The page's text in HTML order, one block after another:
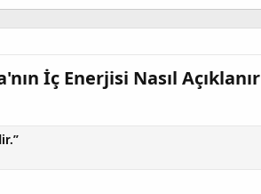
İç Enerjisi Nasıl Açıklanır